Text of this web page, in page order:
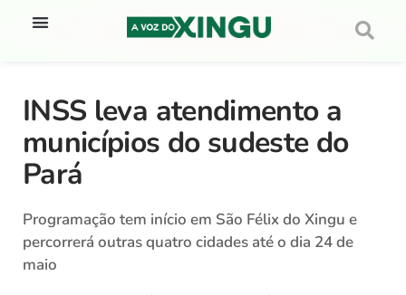
INSS leva atendimento a
municípios do sudeste do
Pará
Programação tem início em São Félix do Xingu e
percorrerá outras quatro cidades até o dia 24 de
maio